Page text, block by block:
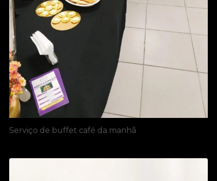
Serviço de buffet café da manhã